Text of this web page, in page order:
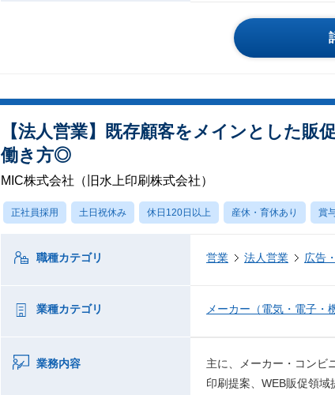
【法人営業】既存顧客をメインとした販
働き方◎
MIC株式会社（旧水上印刷株式会社）
正社員採用 土日祝休み 休日120日以上 産休・育休あり 賞
職種カテゴリ 営業 法人営業 広告
業種カテゴリ メーカー（電気・電子・
業務内容
主に、メーカー・コンビ
印刷提案、WEB販促領域